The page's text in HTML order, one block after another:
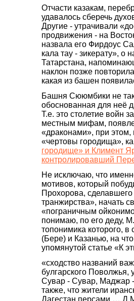
Отчасти казакам,
удавалось сберечь
Другие - утрачивали
продвижения - на
назвала его Фирдоус
кала тау - зикерату», о
Татарстана,
наклон позже
какая из башен
Башня Сююмбики не
обоснованная для неё
Т.е. это столетие войн
местным мифам,
«драконами», при этом,
«чертовы городища»,
городище» и Климент
контролировавший
Не исключаю, что
мотивов, который
Прохорова, сделавшего
транжирства», начать
«пограничным
понимаю, по его деду,
топонимика которого,
(Бере) и Казанью, на
упомянутой статье «К
«сходство названий
булгарского Поволжья,
Сувар - Сувар, Маджар
также, что жители
Дагестан персами …